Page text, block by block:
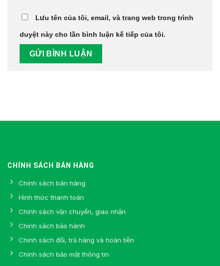
Lưu tên của tôi, email, và trang web trong trình
duyệt này cho lần bình luận kế tiếp của tôi.
CHÍNH SÁCH BÁN HÀNG
Chính sách bán hàng
Hình thức thanh toán
Chính sách vận chuyển, giao nhận
Chính sách bảo hành
Chính sách đổi, trả hàng và hoàn tiền
Chính sách bảo mật thông tin